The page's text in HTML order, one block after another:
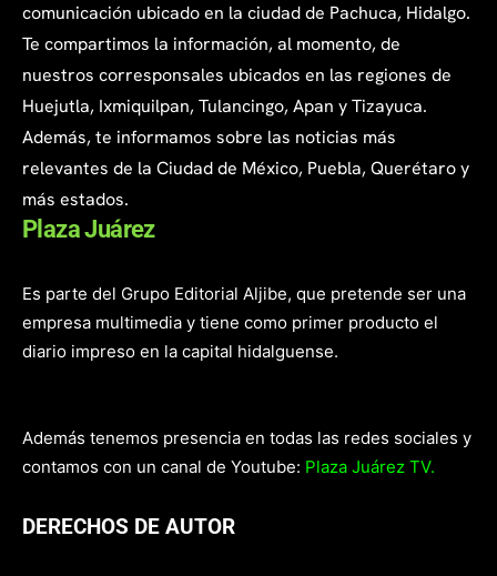
comunicación ubicado en la ciudad de Pachuca, Hidalgo.
Te compartimos la información, al momento, de
nuestros corresponsales ubicados en las regiones de
Huejutla, Ixmiquilpan, Tulancingo, Apan y Tizayuca.
Además, te informamos sobre las noticias más
relevantes de la Ciudad de México, Puebla, Querétaro y
más estados.
Plaza Juárez
Es parte del Grupo Editorial Aljibe, que pretende ser una
empresa multimedia y tiene como primer producto el
diario impreso en la capital hidalguense.
Además tenemos presencia en todas las redes sociales y
contamos con un canal de Youtube: Plaza Juárez TV.
DERECHOS DE AUTOR